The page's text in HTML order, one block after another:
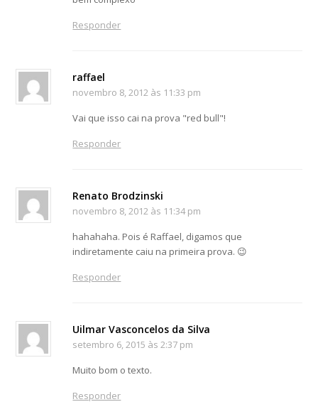
Responder
raffael
novembro 8, 2012 às 11:33 pm
Vai que isso cai na prova "red bull"!
Responder
Renato Brodzinski
novembro 8, 2012 às 11:34 pm
hahahaha. Pois é Raffael, digamos que
indiretamente caiu na primeira prova. 😉
Responder
Uilmar Vasconcelos da Silva
setembro 6, 2015 às 2:37 pm
Muito bom o texto.
Responder